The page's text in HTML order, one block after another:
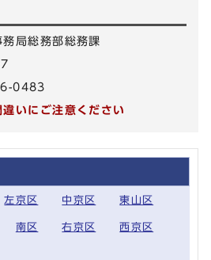
局総務部総務課
0483
いにご注意ください
左京区 中京区 東山区
南区 右京区 西京区